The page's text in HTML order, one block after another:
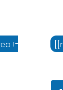
!= '' ?